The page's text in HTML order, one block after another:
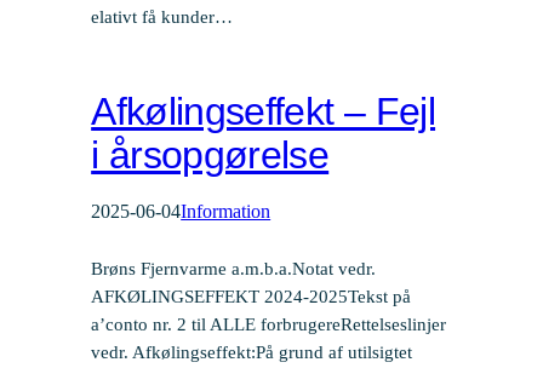
elativt få kunder…
Afkølingseffekt – Fejl
i årsopgørelse
2025-06-04Information
Brøns Fjernvarme a.m.b.a.Notat vedr.
AFKØLINGSEFFEKT 2024-2025Tekst på
a’conto nr. 2 til ALLE forbrugereRettelseslinjer
vedr. Afkølingseffekt:På grund af utilsigtet